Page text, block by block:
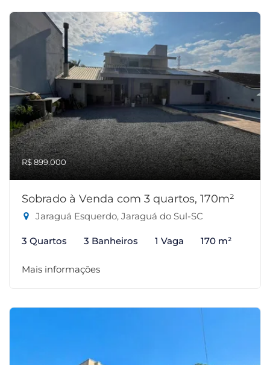
R$ 899.000
Sobrado à Venda com 3 quartos, 170m²
Jaraguá Esquerdo, Jaraguá do Sul-SC
3 Quartos 3 Banheiros 1 Vaga 170 m²
Mais informações